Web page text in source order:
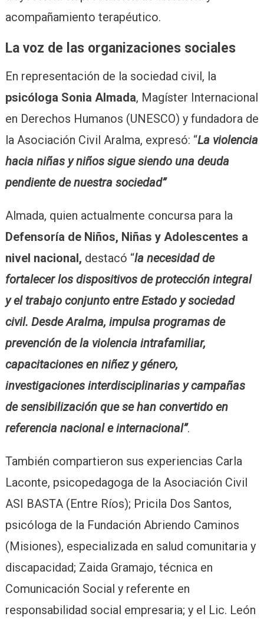
acompañamiento terapéutico.
La voz de las organizaciones sociales
En representación de la sociedad civil, la
psicóloga Sonia Almada, Magíster Internacional
en Derechos Humanos (UNESCO) y fundadora de
la Asociación Civil Aralma, expresó: “La violencia
hacia niñas y niños sigue siendo una deuda
pendiente de nuestra sociedad”
Almada, quien actualmente concursa para la
Defensoría de Niños, Niñas y Adolescentes a
nivel nacional, destacó “la necesidad de
fortalecer los dispositivos de protección integral
y el trabajo conjunto entre Estado y sociedad
civil. Desde Aralma, impulsa programas de
prevención de la violencia intrafamiliar,
capacitaciones en niñez y género,
investigaciones interdisciplinarias y campañas
de sensibilización que se han convertido en
referencia nacional e internacional”.
También compartieron sus experiencias Carla
Laconte, psicopedagoga de la Asociación Civil
ASI BASTA (Entre Ríos); Pricila Dos Santos,
psicóloga de la Fundación Abriendo Caminos
(Misiones), especializada en salud comunitaria y
discapacidad; Zaida Gramajo, técnica en
Comunicación Social y referente en
responsabilidad social empresaria; y el Lic. León